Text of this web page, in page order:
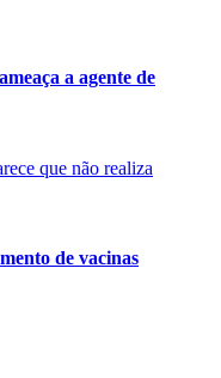
a agente de
de vacinas